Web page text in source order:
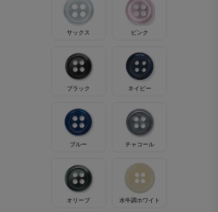
サックス ピンク
ブラック ネイビー
ブルー チャコール
オリーブ 水牛調ホワイト